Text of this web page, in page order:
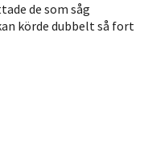
de som såg
körde dubbelt så fort